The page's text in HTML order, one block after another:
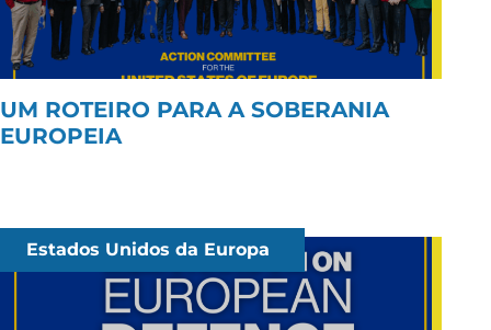
UM ROTEIRO PARA A SOBERANIA
EUROPEIA
Estados Unidos da Europa